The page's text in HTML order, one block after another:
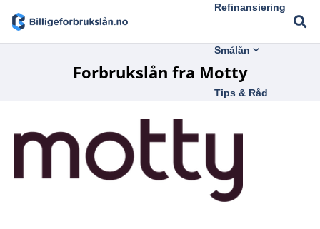
Refinansiering
Smålån
Tips & Råd
Forbrukslån fra Motty